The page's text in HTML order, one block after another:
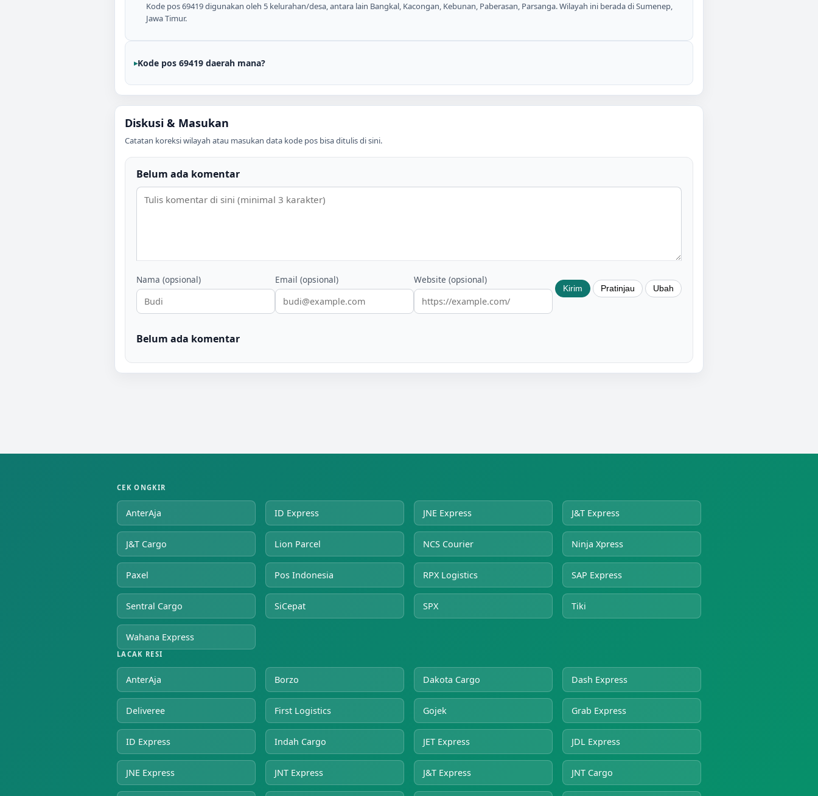
Kode pos 69419 digunakan oleh 5 kelurahan/desa, antara lain Bangkal, Kacongan, Kebunan, Paberasan, Parsanga. Wilayah ini berada di Sumenep,
Jawa Timur.
Kode pos 69419 daerah mana?
Diskusi & Masukan
Catatan koreksi wilayah atau masukan data kode pos bisa ditulis di sini.
Belum ada komentar
Nama (opsional) Email (opsional) Website (opsional)
Belum ada komentar
CEK ONGKIR
AnterAja ID Express JNE Express J&T Express
J&T Cargo Lion Parcel NCS Courier Ninja Xpress
Paxel Pos Indonesia RPX Logistics SAP Express
Sentral Cargo SiCepat SPX Tiki
Wahana Express
LACAK RESI
AnterAja Borzo Dakota Cargo Dash Express
Deliveree First Logistics Gojek Grab Express
ID Express Indah Cargo JET Express JDL Express
JNE Express JNT Express J&T Express JNT Cargo